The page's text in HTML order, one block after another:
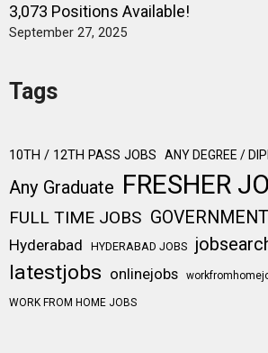
3,073 Positions Available!
September 27, 2025
Tags
10TH / 12TH PASS JOBS ANY DEGREE /
Any Graduate FRESHER
FULL TIME JOBS
Hyderabad HYDERABAD JOBS
latestjobs onlinejobs
WORK FROM HOME JOBS